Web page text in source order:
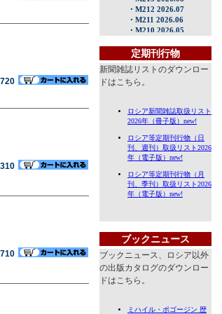
定期刊行物
新聞雑誌リストのダウンロー
ドはこちら。
ブックニュース
ブックニュース、ロシア以外
の出版カタログのダウンロー
ドはこちら。